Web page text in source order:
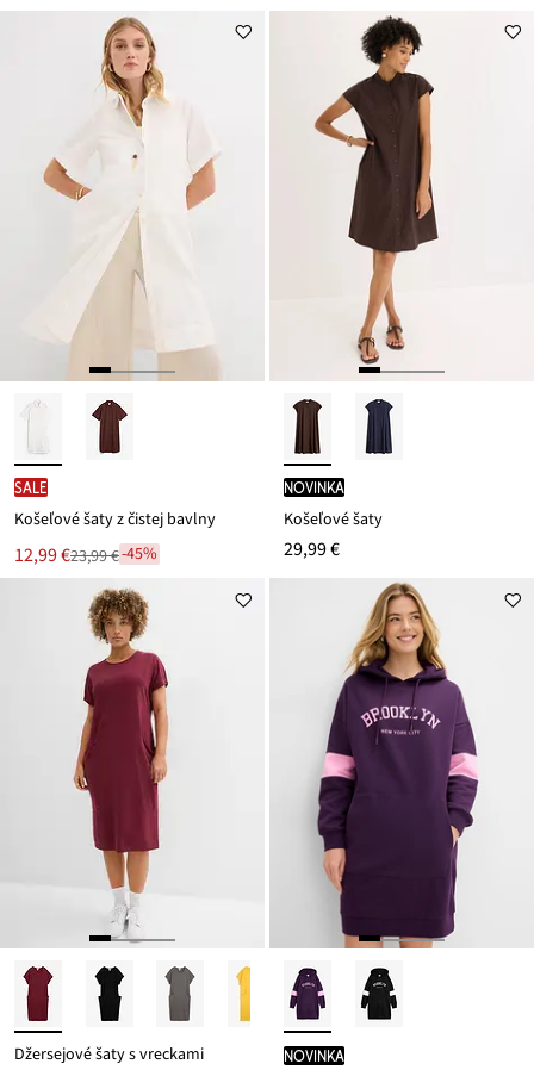
SALE
Košeľové šaty z čistej bavlny
Nová
cena
12,99 €
Zľava 23,99 €-45%
novinka
Košeľové šaty
29,99 €
Džersejové šaty s vreckami novinka